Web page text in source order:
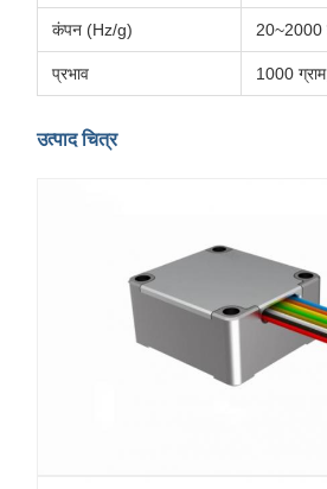
कंपन (Hz/g) 20~2000
प्रभाव 1000
उत्पाद चित्र